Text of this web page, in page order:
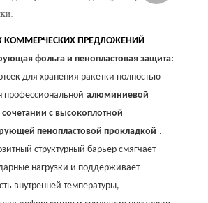
КОММЕРЧЕСКИХ ПРЕДЛОЖЕНИЙ
фольга и пенопластовая защита:
для хранения ракетки полностью
профессиональной алюминиевой
с высокоплотной
пенопластовой прокладкой .
структурный барьер смягчает
нагрузки и поддерживает
внутренней температуры,